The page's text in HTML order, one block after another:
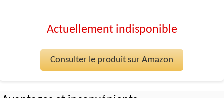
Actuellement indisponible
Consulter le produit sur Amazon